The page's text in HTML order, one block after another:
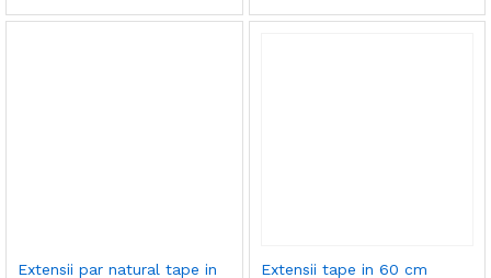
Extensii par natural tape in
Extensii tape in 60 cm